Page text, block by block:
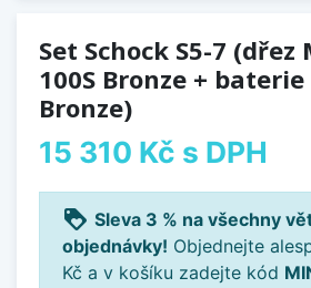
Set Schock S5-7 (dřez
100S Bronze + baterie
Bronze)
15 310 Kč s DPH
loyalty Sleva 3 % na všechny
objednávky! Objednejte
Kč a v košíku zadejte kód